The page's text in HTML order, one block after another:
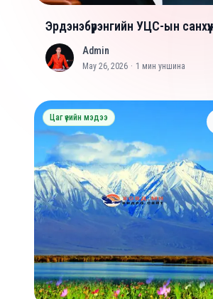
Эрдэнэбүрэнгийн УЦС-ын
A Admin
May 26, 2026 · 1 мин уншина
Цаг үеийн мэдээ